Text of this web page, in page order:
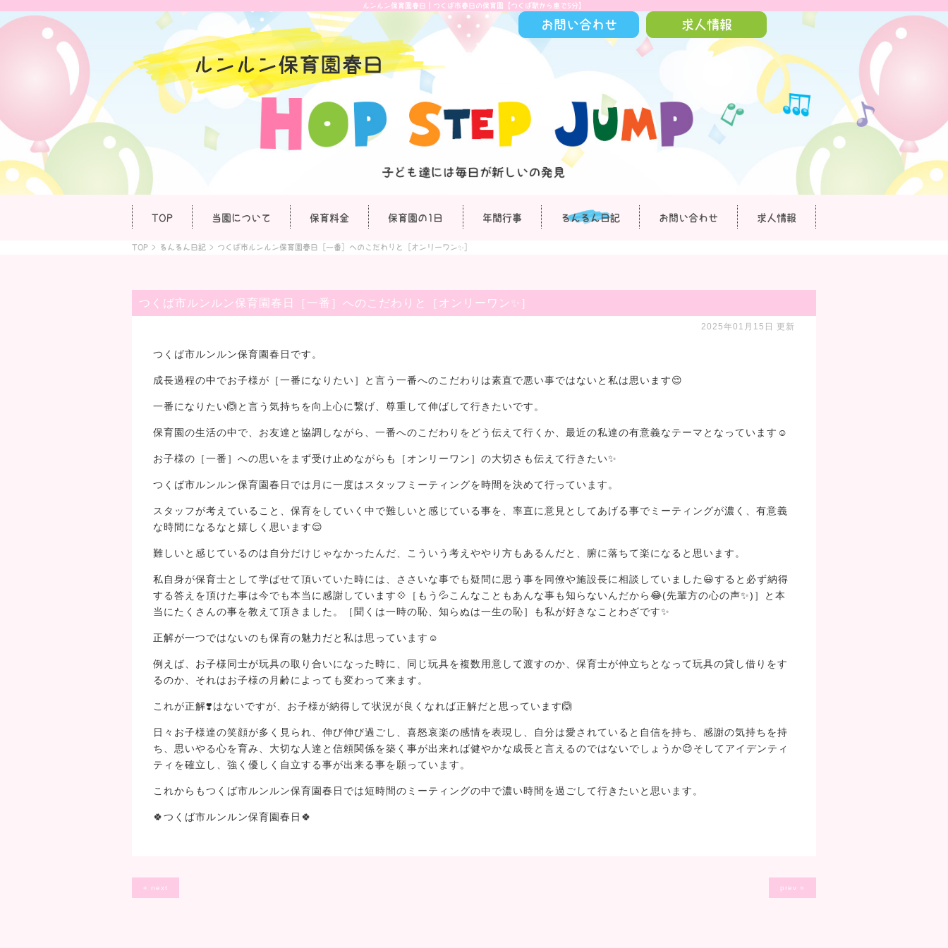
ルンルン保育園春日｜つくば市春日の保育園【つくば駅から車で5分】
お問い合わせ 求人情報
TOP 当園について 保育料金 保育園の1日 年間行事 るんるん日記 お問い合わせ 求人情報
TOP > るんるん日記 > つくば市ルンルン保育園春日［一番］へのこだわりと［オンリーワン✨］
つくば市ルンルン保育園春日［一番］へのこだわりと［オンリーワン✨］
2025年01月15日 更新
つくば市ルンルン保育園春日です。
成長過程の中でお子様が［一番になりたい］と言う一番へのこだわりは素直で悪い事ではないと私は思います😌
一番になりたい🙆と言う気持ちを向上心に繋げ、尊重して伸ばして行きたいです。
保育園の生活の中で、お友達と協調しながら、一番へのこだわりをどう伝えて行くか、最近の私達の有意義なテーマとなっています☺
お子様の［一番］への思いをまず受け止めながらも［オンリーワン］の大切さも伝えて行きたい✨
つくば市ルンルン保育園春日では月に一度はスタッフミーティングを時間を決めて行っています。
スタッフが考えていること、保育をしていく中で難しいと感じている事を、率直に意見としてあげる事でミーティングが濃く、有意義
な時間になるなと嬉しく思います😌
難しいと感じているのは自分だけじゃなかったんだ、こういう考えややり方もあるんだと、腑に落ちて楽になると思います。
私自身が保育士として学ばせて頂いていた時には、ささいな事でも疑問に思う事を同僚や施設長に相談していました😃すると必ず納得
する答えを頂けた事は今でも本当に感謝しています💠［もう💦こんなこともあんな事も知らないんだから😂(先輩方の心の声✨)］と本
当にたくさんの事を教えて頂きました。［聞くは一時の恥、知らぬは一生の恥］も私が好きなことわざです✨
正解が一つではないのも保育の魅力だと私は思っています☺
例えば、お子様同士が玩具の取り合いになった時に、同じ玩具を複数用意して渡すのか、保育士が仲立ちとなって玩具の貸し借りをす
るのか、それはお子様の月齢によっても変わって来ます。
これが正解❣️はないですが、お子様が納得して状況が良くなれば正解だと思っています🙆
日々お子様達の笑顔が多く見られ、伸び伸び過ごし、喜怒哀楽の感情を表現し、自分は愛されていると自信を持ち、感謝の気持ちを持
ち、思いやる心を育み、大切な人達と信頼関係を築く事が出来れば健やかな成長と言えるのではないでしょうか😌そしてアイデンティ
ティを確立し、強く優しく自立する事が出来る事を願っています。
これからもつくば市ルンルン保育園春日では短時間のミーティングの中で濃い時間を過ごして行きたいと思います。
🍀つくば市ルンルン保育園春日🍀
« next prev »